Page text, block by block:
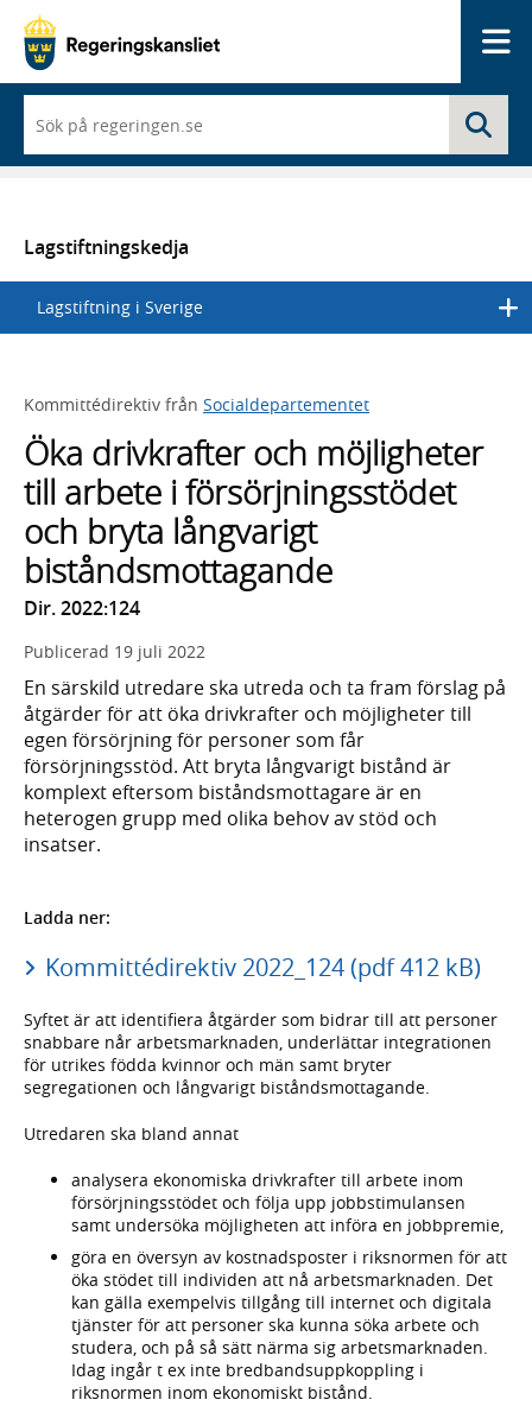
du
börjar
skriva
en
lista
med
sökförslag
Lagstiftningskedja
Lagstiftning i Sverige
Kommittédirektiv från Socialdepartementet
Öka drivkrafter och möjligheter
till arbete i försörjningsstödet
och bryta långvarigt
biståndsmottagande
Dir. 2022:124
Publicerad 19 juli 2022
En särskild utredare ska utreda och ta fram förslag på
åtgärder för att öka drivkrafter och möjligheter till
egen försörjning för personer som får
försörjningsstöd. Att bryta långvarigt bistånd är
komplext eftersom biståndsmottagare är en
heterogen grupp med olika behov av stöd och
insatser.
Ladda ner:
Kommittédirektiv 2022_124 (pdf 412 kB)
Syftet är att identifiera åtgärder som bidrar till att personer
snabbare når arbetsmarknaden, underlättar integrationen
för utrikes födda kvinnor och män samt bryter
segregationen och långvarigt biståndsmottagande.
Utredaren ska bland annat
analysera ekonomiska drivkrafter till arbete inom
försörjningsstödet och följa upp jobbstimulansen
samt undersöka möjligheten att införa en jobbpremie,
göra en översyn av kostnadsposter i riksnormen för att
öka stödet till individen att nå arbetsmarknaden. Det
kan gälla exempelvis tillgång till internet och digitala
tjänster för att personer ska kunna söka arbete och
studera, och på så sätt närma sig arbetsmarknaden.
Idag ingår t ex inte bredbandsuppkoppling i
riksnormen inom ekonomiskt bistånd.